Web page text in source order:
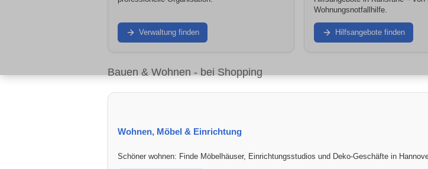
Verwaltung finden
Wohnungsnotfallhilfe.
Hilfsangebote finden
Bauen & Wohnen - bei Shopping
Wohnen, Möbel & Einrichtung
Schöner wohnen: Finde Möbelhäuser, Einrichtungsstudios und Deko-Geschäfte in